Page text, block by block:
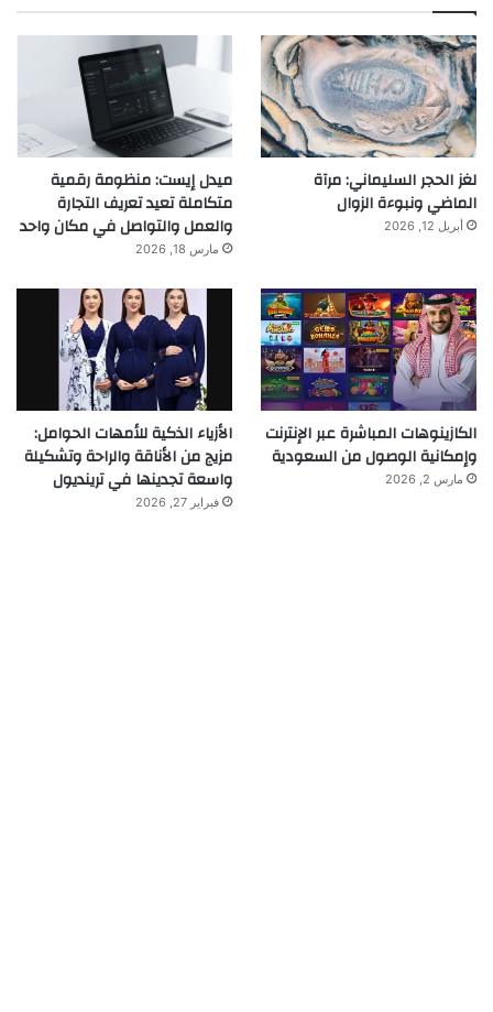
لغز الحجر السليماني: مرآة
الماضي ونبوءة الزوال
أبريل 12, 2026
ميدل إيست: منظومة رقمية
متكاملة تعيد تعريف التجارة
والعمل والتواصل في مكان واحد
مارس 18, 2026
الكازينوهات المباشرة عبر الإنترنت
وإمكانية الوصول من السعودية
مارس 2, 2026
الأزياء الذكية للأمهات الحوامل:
مزيج من الأناقة والراحة وتشكيلة
واسعة تجدينها في ترينديول
فبراير 27, 2026